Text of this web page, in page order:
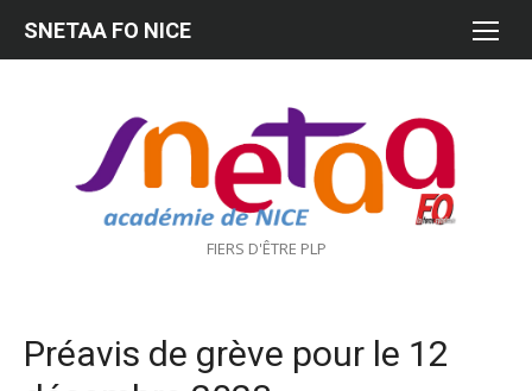
FIERS D'ÊTRE PLP
SNETAA FO NICE
Préavis de grève pour le 12